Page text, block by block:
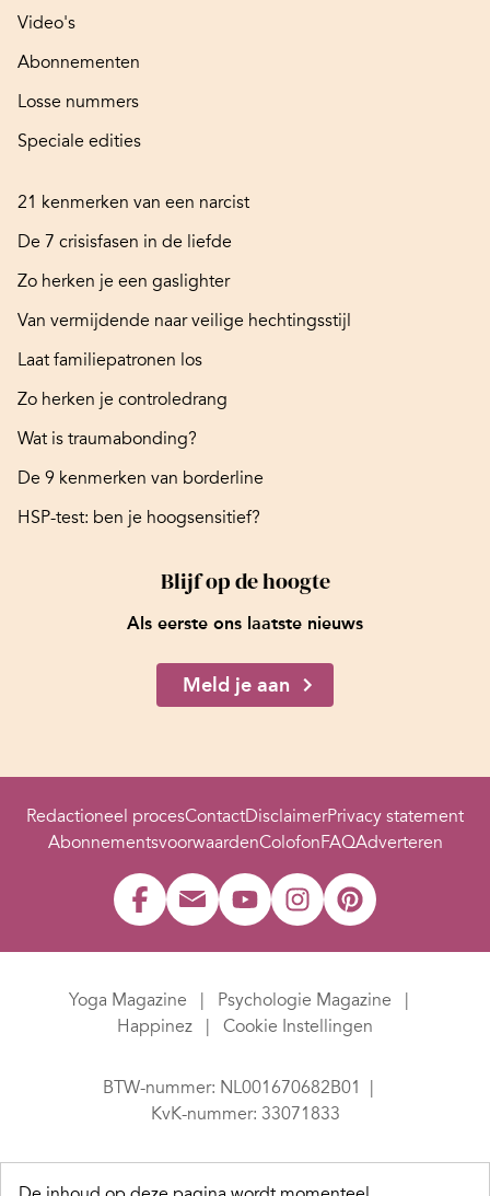
Video's
Abonnementen
Losse nummers
Speciale edities
21 kenmerken van een narcist
De 7 crisisfasen in de liefde
Zo herken je een gaslighter
Van vermijdende naar veilige hechtingsstijl
Laat familiepatronen los
Zo herken je controledrang
Wat is traumabonding?
De 9 kenmerken van borderline
HSP-test: ben je hoogsensitief?
Blijf op de hoogte
Als eerste ons laatste nieuws
Meld je aan
Redactioneel procesContactDisclaimerPrivacy statement
AbonnementsvoorwaardenColofonFAQAdverteren
Yoga Magazine
Psychologie Magazine
Happinez
Cookie Instellingen
BTW-nummer: NL001670682B01
KvK-nummer: 33071833